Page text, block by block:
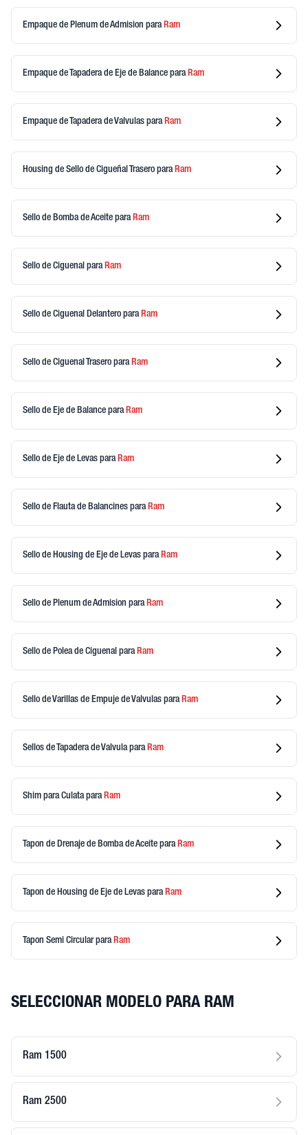
Empaque de Plenum de Admision para Ram
Empaque de Tapadera de Eje de Balance para Ram
Empaque de Tapadera de Valvulas para Ram
Housing de Sello de Cigueñal Trasero para Ram
Sello de Bomba de Aceite para Ram
Sello de Ciguenal para Ram
Sello de Ciguenal Delantero para Ram
Sello de Ciguenal Trasero para Ram
Sello de Eje de Balance para Ram
Sello de Eje de Levas para Ram
Sello de Flauta de Balancines para Ram
Sello de Housing de Eje de Levas para Ram
Sello de Plenum de Admision para Ram
Sello de Polea de Ciguenal para Ram
Sello de Varillas de Empuje de Valvulas para Ram
Sellos de Tapadera de Valvulapara Ram
Shim para Culatapara Ram
Tapon de Drenaje de Bomba de Aceite para Ram
Tapon de Housing de Eje de Levas para Ram
Tapon Semi Circularpara Ram
SELECCIONAR MODELO PARA RAM
Ram 1500
Ram 2500